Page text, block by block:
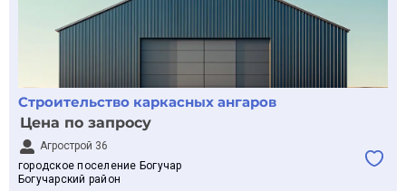
Строительство каркасных ангаров
Цена по запросу
Агрострой 36
городское поселение Богучар
Богучарский район